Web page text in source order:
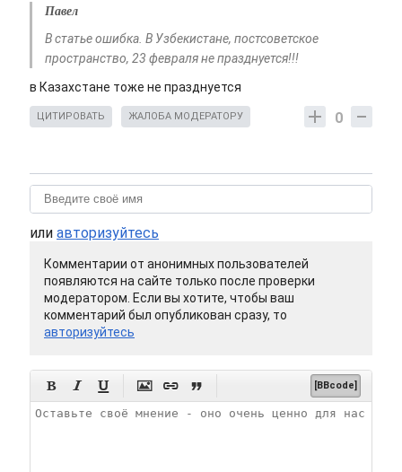
Павел
В статье ошибка. В Узбекистане, постсоветское
пространство, 23 февраля не празднуется!!!
в Казахстане тоже не празднуется
0
ЦИТИРОВАТЬ ЖАЛОБА МОДЕРАТОРУ
или авторизуйтесь
Комментарии от анонимных пользователей
появляются на сайте только после проверки
модератором. Если вы хотите, чтобы ваш
комментарий был опубликован сразу, то
авторизуйтесь
      [BBcode]